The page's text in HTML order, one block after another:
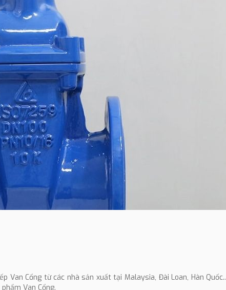
Van Cổng từ các nhà sản xuất tại Malaysia, Đài Loan, Hàn
Van Cổng.